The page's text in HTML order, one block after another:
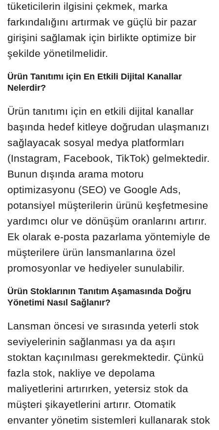
tüketicilerin ilgisini çekmek, marka
farkındalığını artırmak ve güçlü bir pazar
girişini sağlamak için birlikte optimize bir
şekilde yönetilmelidir.
Ürün Tanıtımı için En Etkili Dijital Kanallar
Nelerdir?
Ürün tanıtımı için en etkili dijital kanallar
başında hedef kitleye doğrudan ulaşmanızı
sağlayacak sosyal medya platformları
(Instagram, Facebook, TikTok) gelmektedir.
Bunun dışında arama motoru
optimizasyonu (SEO) ve Google Ads,
potansiyel müşterilerin ürünü keşfetmesine
yardımcı olur ve dönüşüm oranlarını artırır.
Ek olarak e-posta pazarlama yöntemiyle de
müşterilere ürün lansmanlarına özel
promosyonlar ve hediyeler sunulabilir.
Ürün Stoklarının Tanıtım Aşamasında Doğru
Yönetimi Nasıl Sağlanır?
Lansman öncesi ve sırasında yeterli stok
seviyelerinin sağlanması ya da aşırı
stoktan kaçınılması gerekmektedir. Çünkü
fazla stok, nakliye ve depolama
maliyetlerini artırırken, yetersiz stok da
müşteri şikayetlerini artırır. Otomatik
envanter yönetim sistemleri kullanarak stok